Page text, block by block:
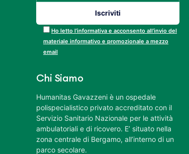
Ho letto l’informativa e acconsento all’invio del
materiale informativo e promozionale a mezzo
email
Chi Siamo
Humanitas Gavazzeni è un ospedale
polispecialistico privato accreditato con il
Servizio Sanitario Nazionale per le attività
ambulatoriali e di ricovero. E’ situato nella
zona centrale di Bergamo, all’interno di un
parco secolare.